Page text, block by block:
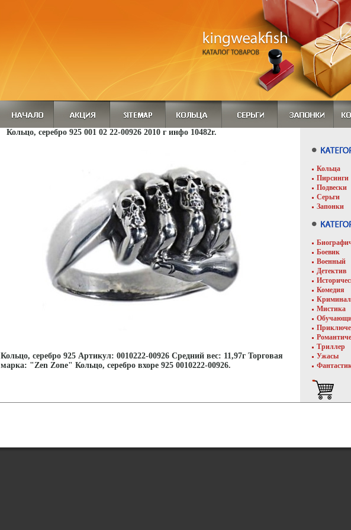
Кольцо, серебро 925 001 02 22-00926 2010 г инфо 10482r.
Кольцо, серебро 925 Артикул: 0010222-00926 Средний вес: 11,97г Торговая
марка: "Zen Zone" Кольцо, серебро вхоре 925 0010222-00926.
Кольца
Пирсинги
Подвески
Серьги
Запонки
Боевик
Военный
Детектив
Комедия
Мистика
Триллер
Ужасы